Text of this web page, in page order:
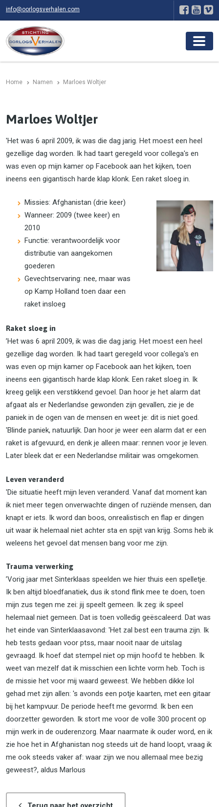
info@oorlogsverhalen.com
Home Namen Marloes Woltjer
Marloes Woltjer
'Het was 6 april 2009, ik was die dag jarig. Het moest een heel
gezellige dag worden. Ik had taart geregeld voor collega's en
was even op mijn kamer op Facebook aan het kijken, toen
ineens een gigantisch harde klap klonk. Een raket sloeg in.
Missies: Afghanistan (drie keer)
Wanneer: 2009 (twee keer) en
2010
Functie: verantwoordelijk voor
distributie van aangekomen
goederen
Gevechtservaring: nee, maar was
op Kamp Holland toen daar een
raket insloeg
Raket sloeg in
’Het was 6 april 2009, ik was die dag jarig. Het moest een heel
gezellige dag worden. Ik had taart geregeld voor collega's en
was even op mijn kamer op Facebook aan het kijken, toen
ineens een gigantisch harde klap klonk. Een raket sloeg in. Ik
kreeg gelijk een verstikkend gevoel. Dan hoor je het alarm dat
afgaat als er Nederlandse gewonden zijn gevallen, zie je de
paniek in de ogen van de mensen en weet je: dit is niet goed.
'Blinde paniek, natuurlijk. Dan hoor je weer een alarm dat er een
raket is afgevuurd, en denk je alleen maar: rennen voor je leven.
Later bleek dat er een Nederlandse militair was omgekomen.
Leven veranderd
'Die situatie heeft mijn leven veranderd. Vanaf dat moment kan
ik niet meer tegen onverwachte dingen of ruziënde mensen, dan
knapt er iets. Ik word dan boos, onrealistisch en flap er dingen
uit waar ik helemaal niet achter sta en spijt van krijg. Soms heb ik
weleens het gevoel dat mensen bang voor me zijn.
Trauma verwerking
’Vorig jaar met Sinterklaas speelden we hier thuis een spelletje.
Ik ben altijd bloedfanatiek, dus ik stond flink mee te doen, toen
mijn zus tegen me zei: jij speelt gemeen. Ik zeg: ik speel
helemaal niet gemeen. Dat is toen volledig geëscaleerd. Dat was
het einde van Sinterklaasavond: 'Het zal best een trauma zijn. Ik
heb tests gedaan voor ptss, maar nooit naar de uitslag
gevraagd. Ik hoef dat stempel niet op mijn hoofd te hebben. Ik
weet van mezelf dat ik misschien een lichte vorm heb. Toch is
de missie het voor mij waard geweest. We hebben dikke lol
gehad met zijn allen: 's avonds een potje kaarten, met een gitaar
bij het kampvuur. De periode heeft me gevormd. Ik ben een
doorzetter geworden. Ik stort me voor de volle 300 procent op
mijn werk in de ouderenzorg. Maar naarmate ik ouder word, en ik
zie hoe het in Afghanistan nog steeds uit de hand loopt, vraag ik
me ook steeds vaker af: waar zijn we nou allemaal mee bezig
geweest?, aldus Marlous